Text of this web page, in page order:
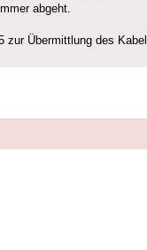
abgeht.
zur Übermittlung des